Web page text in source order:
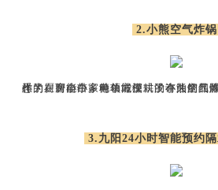
2.小熊空气炸锅
作为在智能小家电领域深耕了许久的品牌，小熊已经我们相当熟悉了。而自带多种功能模式的小熊空气炸锅，就非常适
3.九阳24小时智能预约